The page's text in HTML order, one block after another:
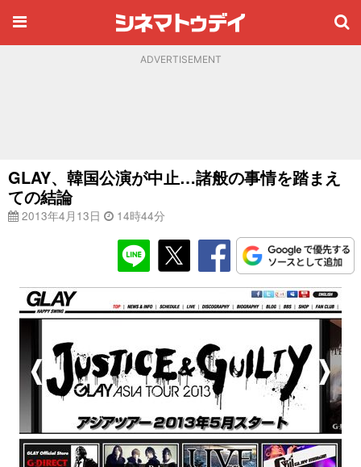
ADVERTISEMENT
GLAY、韓国公演が中止…諸般の事情を踏まえ
ての結論
2013年4月13日 14時44分